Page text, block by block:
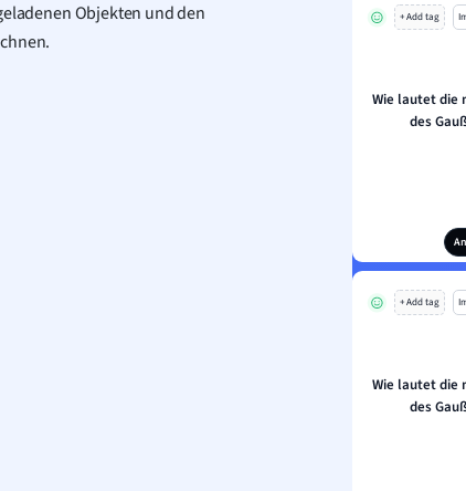
Objekten und den
+ Add tag
Wie lautet die
des
+ Add tag
Wie lautet die
des